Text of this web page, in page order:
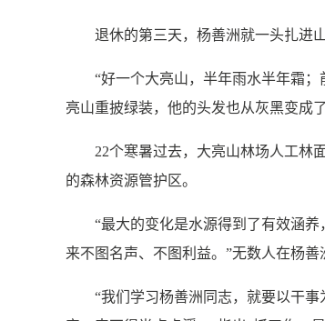
退休的第三天，杨善洲就一头扎进山
“好一个大亮山，半年雨水半年霜；
亮山重披绿装，他的头发也从灰黑变成了
22个寒暑过去，大亮山林场人工林面
的森林资源管护区。
“最大的变化是水源得到了有效涵养
来不图名声、不图利益。”无数人在杨
“我们学习杨善洲同志，就要以干事